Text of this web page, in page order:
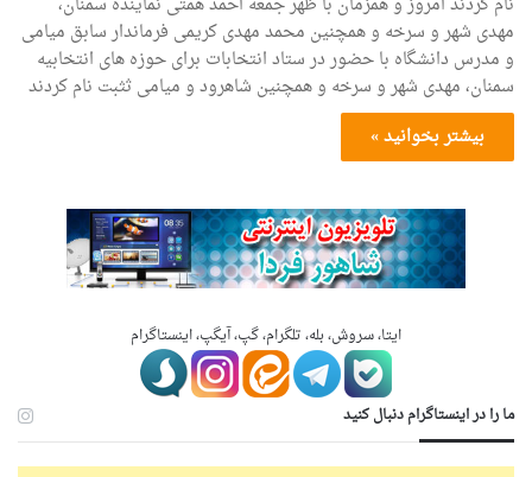
مهدی شهر و سرخه و همچنین محمد مهدی کریمی فرماندار سابق میامی
و مدرس دانشگاه با حضور در ستاد انتخابات برای حوزه های انتخابیه
سمنان، مهدی شهر و سرخه و همچنین شاهرود و میامی ثثبت نام کردند
بیشتر بخوانید »
ایتا، سروش، بله، تلگرام، گپ، آیگپ، اینستاگرام
ما را در اینستاگرام دنبال کنید